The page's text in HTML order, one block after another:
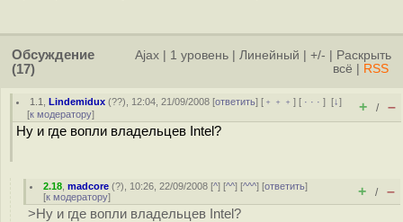
Обсуждение
(17)
Ajax 1 уровень Линейный +/-
Раскрыть
всё
RSS
1.1 ,Lindemidux (??), 12:04, 21/09/2008 [ответить] [ ﹢﹢﹢] [ · · ·][↓]
[к модератору] + / –
Ну и где вопли владельцев Intel?
2.18 ,madcore (?), 10:26, 22/09/2008 [^] [^^] [^^^] [ответить]
[к модератору] + / –
>Ну и где вопли владельцев Intel?